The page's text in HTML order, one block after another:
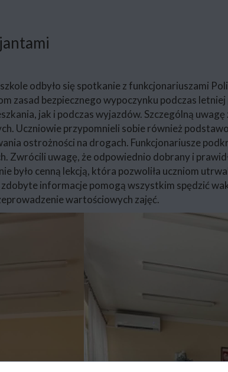
odbyło się spotkanie z funkcjonariuszami
zasad bezpiecznego wypoczynku podczas
jak i podczas wyjazdów. Szczególną
Uczniowie przypomnieli sobie również
ostrożności na drogach. Funkcjonariusze
Zwrócili uwagę, że odpowiednio dobrany i
było cenną lekcją, która pozwoliła uczniom
informacje pomogą wszystkim spędzić
wartościowych zajęć.